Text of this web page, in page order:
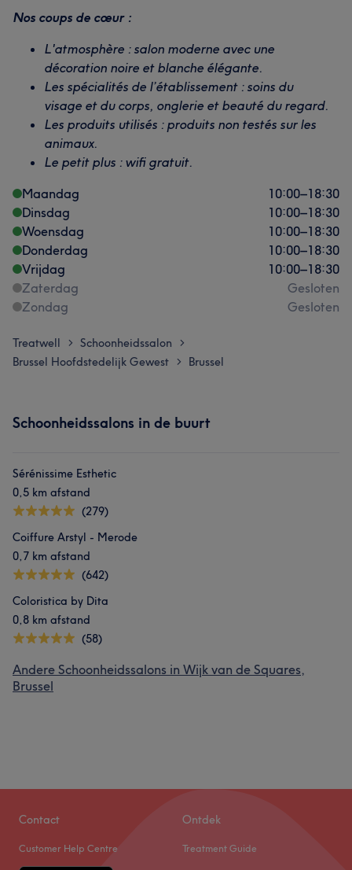
Nos coups de cœur :
L'atmosphère : salon moderne avec une
décoration noire et blanche élégante.
Les spécialités de l’établissement : soins du
visage et du corps, onglerie et beauté du regard.
Les produits utilisés : produits non testés sur les
animaux.
Le petit plus : wifi gratuit.
Maandag
10:00–18:30
Dinsdag
10:00–18:30
Woensdag
10:00–18:30
Donderdag
10:00–18:30
Vrijdag
10:00–18:30
Zaterdag
Gesloten
Zondag
Gesloten
Treatwell > Schoonheidssalon >
Brussel Hoofdstedelijk Gewest > Brussel
Schoonheidssalons in de buurt
Sérénissime Esthetic
0,5 km afstand
(279)
Coiffure Arstyl - Merode
0,7 km afstand
(642)
Coloristica by Dita
0,8 km afstand
(58)
Andere Schoonheidssalons in Wijk van de Squares,
Brussel
Contact
Customer Help Centre
Ontdek
Treatment Guide